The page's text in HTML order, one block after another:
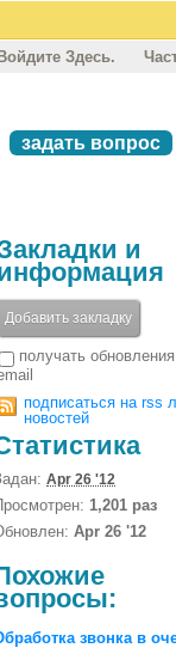
Здесь.
задать вопрос
и
Добавить закладку
получать
подписаться на rss
новостей
Apr 26 '12
1,201 раз
Apr 26 '12
звонка в